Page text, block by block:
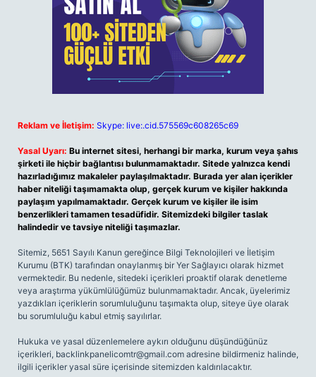
Reklam ve İletişim: Skype: live:.cid.575569c608265c69
Yasal Uyarı: Bu internet sitesi, herhangi bir marka, kurum veya şahıs
şirketi ile hiçbir bağlantısı bulunmamaktadır. Sitede yalnızca kendi
hazırladığımız makaleler paylaşılmaktadır. Burada yer alan içerikler
haber niteliği taşımamakta olup, gerçek kurum ve kişiler hakkında
paylaşım yapılmamaktadır. Gerçek kurum ve kişiler ile isim
benzerlikleri tamamen tesadüfidir. Sitemizdeki bilgiler taslak
halindedir ve tavsiye niteliği taşımazlar.
Sitemiz, 5651 Sayılı Kanun gereğince Bilgi Teknolojileri ve İletişim
Kurumu (BTK) tarafından onaylanmış bir Yer Sağlayıcı olarak hizmet
vermektedir. Bu nedenle, sitedeki içerikleri proaktif olarak denetleme
veya araştırma yükümlülüğümüz bulunmamaktadır. Ancak, üyelerimiz
yazdıkları içeriklerin sorumluluğunu taşımakta olup, siteye üye olarak
bu sorumluluğu kabul etmiş sayılırlar.
Hukuka ve yasal düzenlemelere aykırı olduğunu düşündüğünüz
içerikleri, backlinkpanelicomtr@gmail.com adresine bildirmeniz halinde,
ilgili içerikler yasal süre içerisinde sitemizden kaldırılacaktır.